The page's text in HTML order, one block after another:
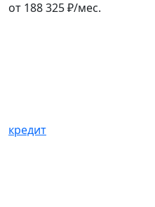
от 188 325₽/мес.
кредит